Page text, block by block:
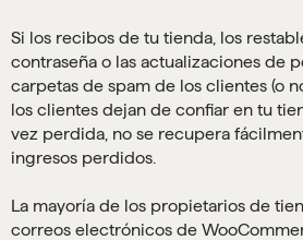
Si los recibos de tu tienda, los
contraseña o las actualizaciones de
carpetas de spam de los clientes (o
los clientes dejan de confiar en tu
vez perdida, no se recupera
ingresos perdidos.
La mayoría de los propietarios de
correos electrónicos de